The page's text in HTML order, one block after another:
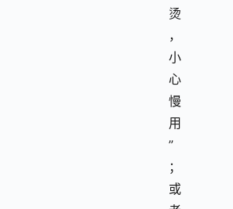
烫
，
小
心
慢
用
”
；
或